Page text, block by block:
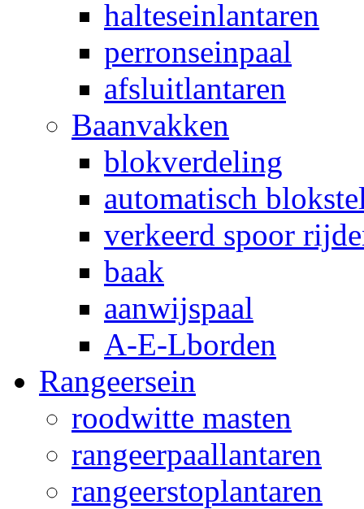
halteseinlantaren
perronseinpaal
afsluitlantaren
Baanvakken
blokverdeling
automatisch
verkeerd spoor
baak
aanwijspaal
A-E-Lborden
Rangeersein
roodwitte masten
rangeerpaallantaren
rangeerstoplantaren